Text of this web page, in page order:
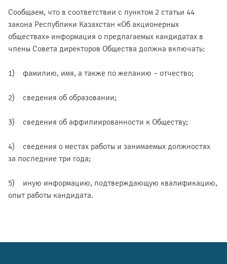
Сообщаем, что в соответствии с пунктом 2 статьи 44
закона Республики Казахстан «Об акционерных
обществах» информация о предлагаемых кандидатах в
члены Совета директоров Общества должна включать:
1) фамилию, имя, а также по желанию – отчество;
2) сведения об образовании;
3) сведения об аффилиированности к Обществу;
4) сведения о местах работы и занимаемых должностях
за последние три года;
5) иную информацию, подтверждающую квалификацию,
опыт работы кандидата.